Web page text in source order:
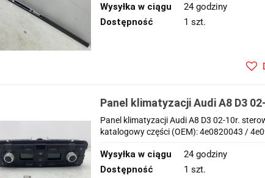
Wysyłka w ciągu
24 godziny
Dostępność
1 szt.
Panel klimatyzacji Audi A8 D3
nawiewem wentylacją
Panel klimatyzacji Audi A8 D3 02-10r.
katalogowy części (OEM): 4e0820043 /
Wysyłka w ciągu
24 godziny
Dostępność
1 szt.